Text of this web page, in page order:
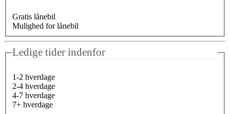
Gratis lånebil
Mulighed for lånebil
Ledige tider indenfor
1-2 hverdage
2-4 hverdage
4-7 hverdage
7+ hverdage